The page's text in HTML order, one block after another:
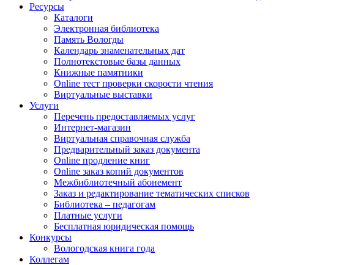
Ресурсы
Каталоги
Электронная библиотека
Память Вологды
Календарь знаменательных дат
Полнотекстовые базы данных
Книжные памятники
Online тест проверки скорости чтения
Виртуальные выставки
Услуги
Перечень предоставляемых услуг
Интернет-магазин
Виртуальная справочная служба
Предварительный заказ документа
Online продление книг
Online заказ копий документов
Межбиблиотечный абонемент
Заказ и редактирование тематических списков
Библиотека – педагогам
Платные услуги
Бесплатная юридическая помощь
Конкурсы
Вологодская книга года
Коллегам